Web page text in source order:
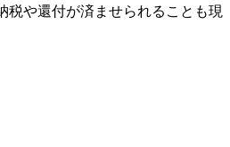
や還付が済ませられることも現